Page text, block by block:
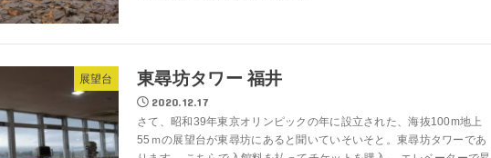
展望台 東尋坊タワー 福井
2020.12.17
さて、昭和39年東京オリンピックの年に設立された、海抜100m地上
55ｍの展望台が東尋坊にあると聞いていそいそと。東尋坊タワーであ